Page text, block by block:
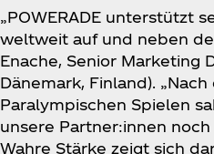
„POWERADE unterstützt
weltweit auf und neben
Enache, Senior Marketing
Dänemark, Finland).
Paralympischen Spielen
unsere Partner:innen
Wahre Stärke zeigt sich